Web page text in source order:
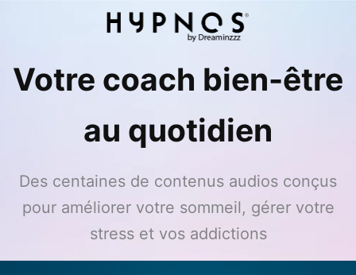
Votre coach bien-être
au quotidien
Des centaines de contenus audios conçus
pour améliorer votre sommeil, gérer votre
stress et vos addictions